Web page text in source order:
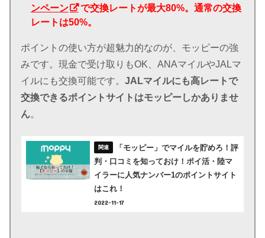
ンペーン
で交換レートが最大80%。通常の交換
レートは50%。
ポイントの使い方が超魅力的なのが、モッピーの強
みです。現金で受け取りもOK、ANAマイルやJALマ
イルにも交換可能です。JALマイルにも高レートで
交換できるポイントサイトはモッピーしかありませ
ん。
「モッピー」でマイルを貯めろ！評
判・口コミを知っておけ！ポイ活・陸マ
イラーに人気ナンバー1のポイントサイト
はこれ！
2022-11-17